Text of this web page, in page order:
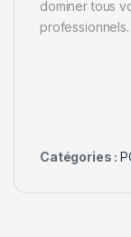
dominer tous
professionnels.
Catégories :